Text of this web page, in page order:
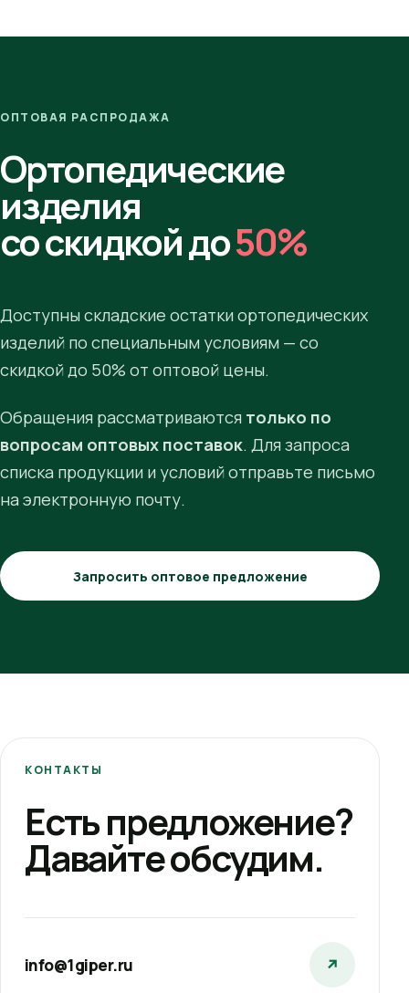
ОПТОВАЯ РАСПРОДАЖА
Ортопедические
изделия
со скидкой до50%
Доступны складские остатки ортопедических
изделий по специальным условиям — со
скидкой до 50% от оптовой цены.
Обращения рассматриваются только по
вопросам оптовых поставок. Для запроса
списка продукции и условий отправьте письмо
на электронную почту.
Запросить оптовое предложение
КОНТАКТЫ
Есть предложение?
Давайте обсудим.
info@1giper.ru ↗